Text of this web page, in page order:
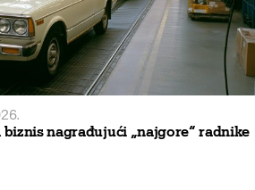
biznis nagrađujući „najgore“ radnike